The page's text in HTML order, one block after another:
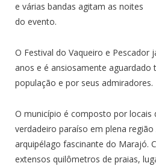
e várias bandas agitam as noites
do evento.
O Festival do Vaqueiro e Pescador
anos e é ansiosamente aguardado
população e por seus admiradores.
O município é composto por locais
verdadeiro paraíso em plena
arquipélago fascinante do Marajó.
extensos quilômetros de praias,